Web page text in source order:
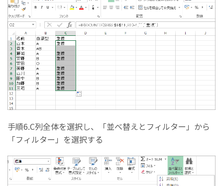
手順6.C列全体を選択し、「並べ替えとフィルター」から
「フィルター」を選択する